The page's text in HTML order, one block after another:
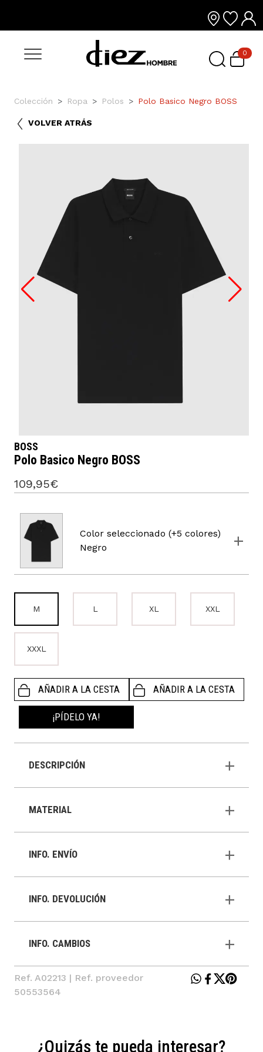
0
Colección Ropa Polos Polo Basico Negro BOSS
VOLVER ATRÁS
BOSS
Polo Basico Negro BOSS
109,95€
Color seleccionado (+5 colores)
Negro
M L XL XXL
XXXL
AÑADIR A LA CESTA AÑADIR A LA CESTA
¡PÍDELO YA!
DESCRIPCIÓN
MATERIAL
INFO. ENVÍO
INFO. DEVOLUCIÓN
INFO. CAMBIOS
Ref. A02213 | Ref. proveedor
50553564
¿Quizás te pueda interesar?